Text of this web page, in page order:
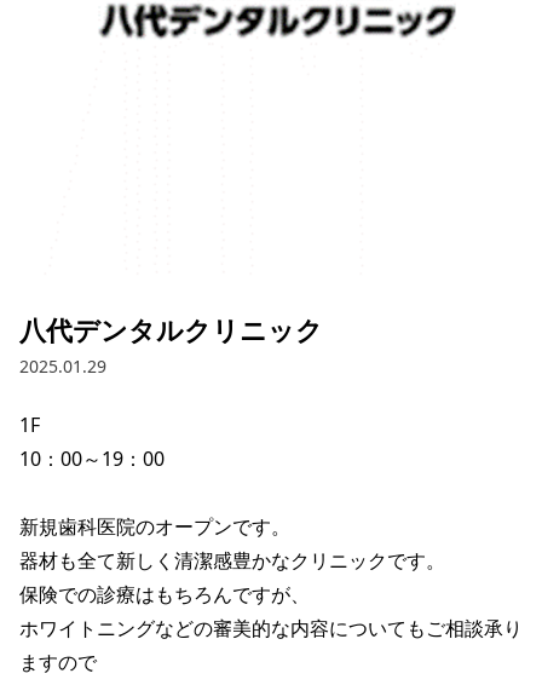
八代デンタルクリニック
2025.01.29
1F
10：00～19：00
新規歯科医院のオープンです。
器材も全て新しく清潔感豊かなクリニックです。
保険での診療はもちろんですが、
ホワイトニングなどの審美的な内容についてもご相談承り
ますので